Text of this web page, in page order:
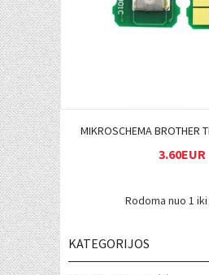
MIKROSCHEMA BROTHER
3.60EUR
Rodoma nuo 1
KATEGORIJOS